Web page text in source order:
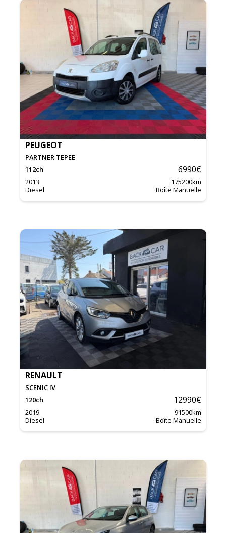
PEUGEOT
PARTNER TEPEE
112ch 6990€
2013 175200km
Diesel
Boîte Manuelle
RENAULT
SCENIC IV
120ch 12990€
2019 91500km
Diesel
Boîte Manuelle